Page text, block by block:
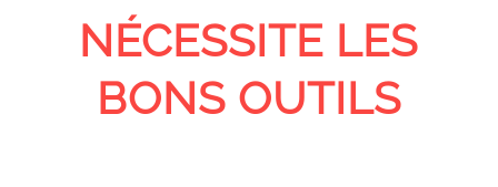
NÉCESSITE LES
BONS OUTILS